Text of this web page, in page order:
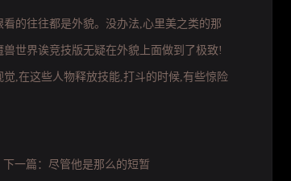
的往往都是外貌。没办法,心里美之类的那
世界诶竞技版无疑在外貌上面做到了极致!
,在这些人物释放技能,打斗的时候,有些惊险
下一篇： 尽管他是那么的短暂